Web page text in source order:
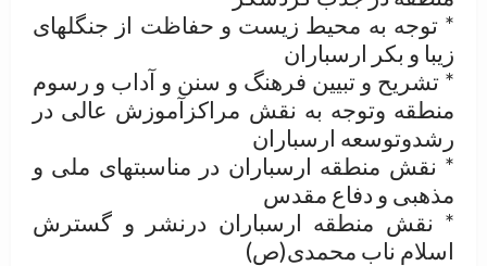
* توجه به محیط زیست و حفاظت از جنگلهای
زیبا و بکر ارسباران
* تشریح و تبیین فرهنگ و سنن و آداب و رسوم
منطقه وتوجه به نقش مراکزآموزش عالی در
رشدوتوسعه ارسباران
* نقش منطقه ارسباران در مناسبتهای ملی و
مذهبی و دفاع مقدس
* نقش منطقه ارسباران درنشر و گسترش
اسلام ناب محمدی(ص)